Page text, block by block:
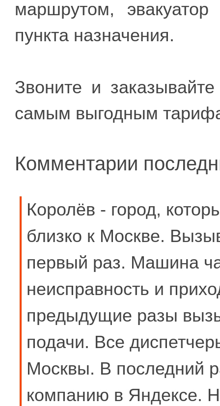
маршрутом,
пункта назначения.
Звоните и
самым выгодным
Комментарии
Королёв - город,
близко к Москве.
первый раз. Машина
неисправность и
предыдущие разы
подачи. Все
Москвы. В последний
компанию в Яндексе.